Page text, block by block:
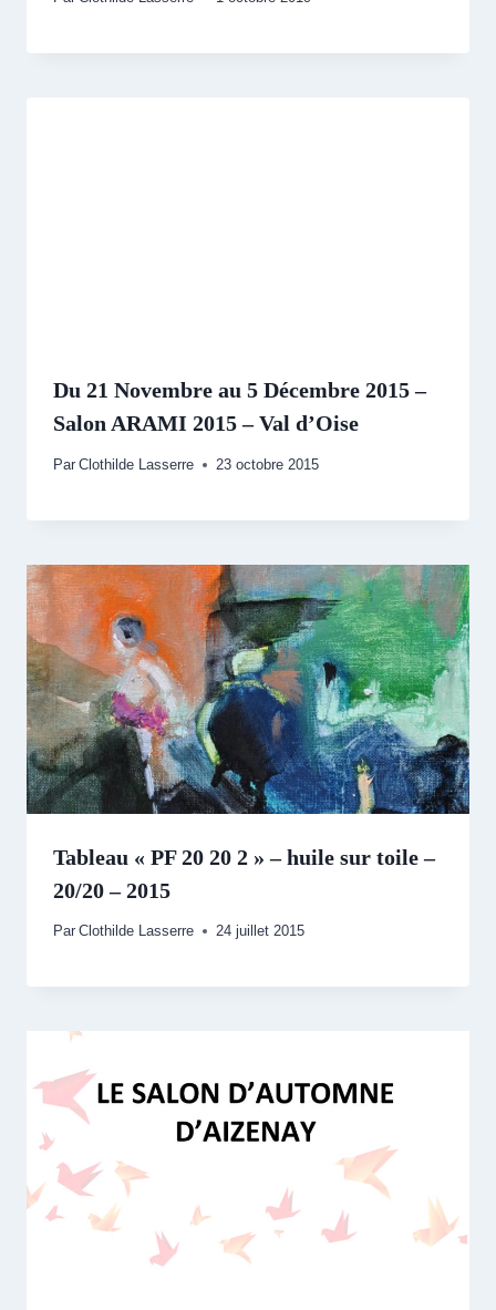
Du 21 Novembre au 5 Décembre 2015 –
Salon ARAMI 2015 – Val d’Oise
Par Clothilde Lasserre 23 octobre 2015
Tableau « PF 20 20 2 » – huile sur toile –
20/20 – 2015
Par Clothilde Lasserre 24 juillet 2015